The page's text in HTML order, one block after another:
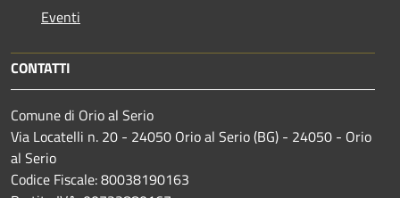
Eventi
CONTATTI
Comune di Orio al Serio
Via Locatelli n. 20 - 24050 Orio al Serio (BG) - 24050 - Orio
al Serio
Codice Fiscale: 80038190163